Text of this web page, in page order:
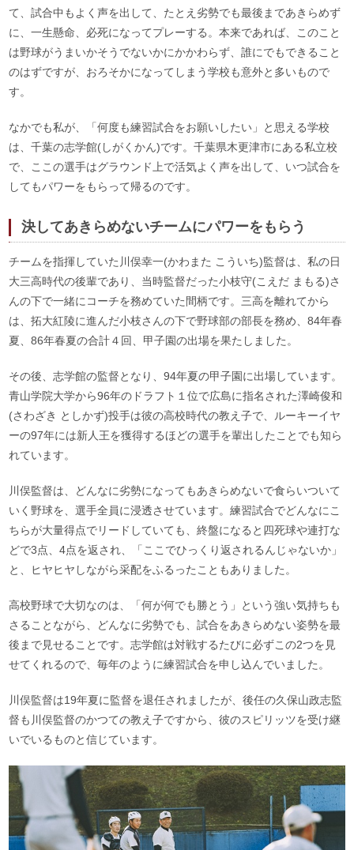
て、試合中もよく声を出して、たとえ劣勢でも最後まであきらめず
に、一生懸命、必死になってプレーする。本来であれば、このこと
は野球がうまいかそうでないかにかかわらず、誰にでもできること
のはずですが、おろそかになってしまう学校も意外と多いもので
す。
なかでも私が、「何度も練習試合をお願いしたい」と思える学校
は、千葉の志学館(しがくかん)です。千葉県木更津市にある私立校
で、ここの選手はグラウンド上で活気よく声を出して、いつ試合を
してもパワーをもらって帰るのです。
決してあきらめないチームにパワーをもらう
チームを指揮していた川俣幸一(かわまた こういち)監督は、私の日
大三高時代の後輩であり、当時監督だった小枝守(こえだ まもる)さ
んの下で一緒にコーチを務めていた間柄です。三高を離れてから
は、拓大紅陵に進んだ小枝さんの下で野球部の部長を務め、84年春
夏、86年春夏の合計４回、甲子園の出場を果たしました。
その後、志学館の監督となり、94年夏の甲子園に出場しています。
青山学院大学から96年のドラフト１位で広島に指名された澤崎俊和
(さわざき としかず)投手は彼の高校時代の教え子で、ルーキーイヤ
ーの97年には新人王を獲得するほどの選手を輩出したことでも知ら
れています。
川俣監督は、どんなに劣勢になってもあきらめないで食らいついて
いく野球を、選手全員に浸透させています。練習試合でどんなにこ
ちらが大量得点でリードしていても、終盤になると四死球や連打な
どで3点、4点を返され、「ここでひっくり返されるんじゃないか」
と、ヒヤヒヤしながら采配をふるったこともありました。
高校野球で大切なのは、「何が何でも勝とう」という強い気持ちも
さることながら、どんなに劣勢でも、試合をあきらめない姿勢を最
後まで見せることです。志学館は対戦するたびに必ずこの2つを見
せてくれるので、毎年のように練習試合を申し込んでいました。
川俣監督は19年夏に監督を退任されましたが、後任の久保山政志監
督も川俣監督のかつての教え子ですから、彼のスピリッツを受け継
いでいるものと信じています。